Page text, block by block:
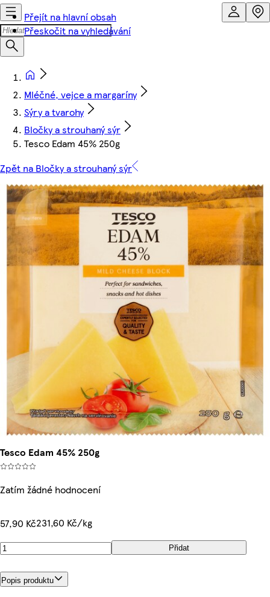
Přejít na hlavní obsah
Přeskočit na vyhledávání
Mléčné, vejce a margaríny
Sýry a tvarohy
Bločky a strouhaný sýr
Tesco Edam 45% 250g
Zpět na Bločky a strouhaný sýr
Tesco Edam 45% 250g
Zatím žádné hodnocení
57,90 Kč231,60 Kč/kg
Přidat
Popis produktu